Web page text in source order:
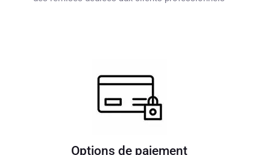
Options de paiement